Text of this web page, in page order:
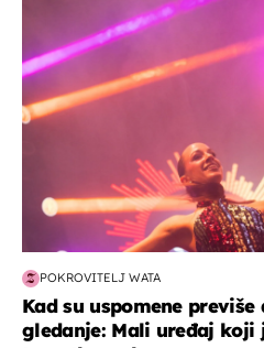
POKROVITELJ WATA
Kad su uspomene
gledanje: Mali uređaj koji